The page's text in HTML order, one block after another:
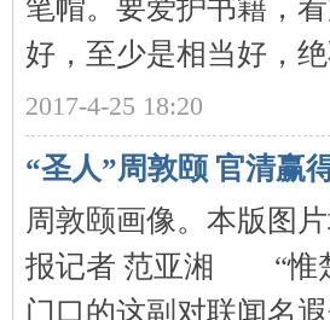
笔帽。要爱护书籍，
好，至少是相当好，
2017-4-25 18:20
“圣人”周敦颐 官清赢
周敦颐画像。本版
报记者 范亚湘 “惟
门口的这副对联闻名